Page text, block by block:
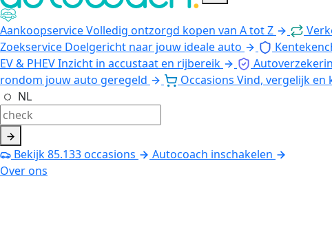
AankoopserviceVolledig ontzorgd kopen van A tot Z
Zoekservice Doelgericht naar jouw ideale auto
EV & PHEVInzicht in accustaat en rijbereik
rondom jouw auto geregeld
Occasions Vind, vergelijk en
NL
Bekijk85.133occasions
Autocoach inschakelen
Over ons